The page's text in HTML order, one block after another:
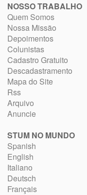
NOSSO TRABALHO
Quem Somos
Nossa Missão
Depoimentos
Colunistas
Cadastro Gratuito
Descadastramento
Mapa do Site
Rss
Arquivo
Anuncie
STUM NO MUNDO
Spanish
English
Italiano
Deutsch
Français